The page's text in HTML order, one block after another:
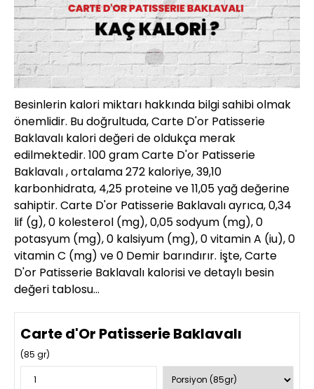
Besinlerin kalori miktarı hakkında bilgi sahibi olmak
önemlidir. Bu doğrultuda, Carte D'or Patisserie
Baklavalı kalori değeri de oldukça merak
edilmektedir. 100 gram Carte D'or Patisserie
Baklavalı , ortalama 272 kaloriye, 39,10
karbonhidrata, 4,25 proteine ve 11,05 yağ değerine
sahiptir. Carte D'or Patisserie Baklavalı ayrıca, 0,34
lif (g), 0 kolesterol (mg), 0,05 sodyum (mg), 0
potasyum (mg), 0 kalsiyum (mg), 0 vitamin A (iu), 0
vitamin C (mg) ve 0 Demir barındırır. İşte, Carte
D'or Patisserie Baklavalı kalorisi ve detaylı besin
değeri tablosu…
Carte d'Or Patisserie Baklavalı
(85 gr)